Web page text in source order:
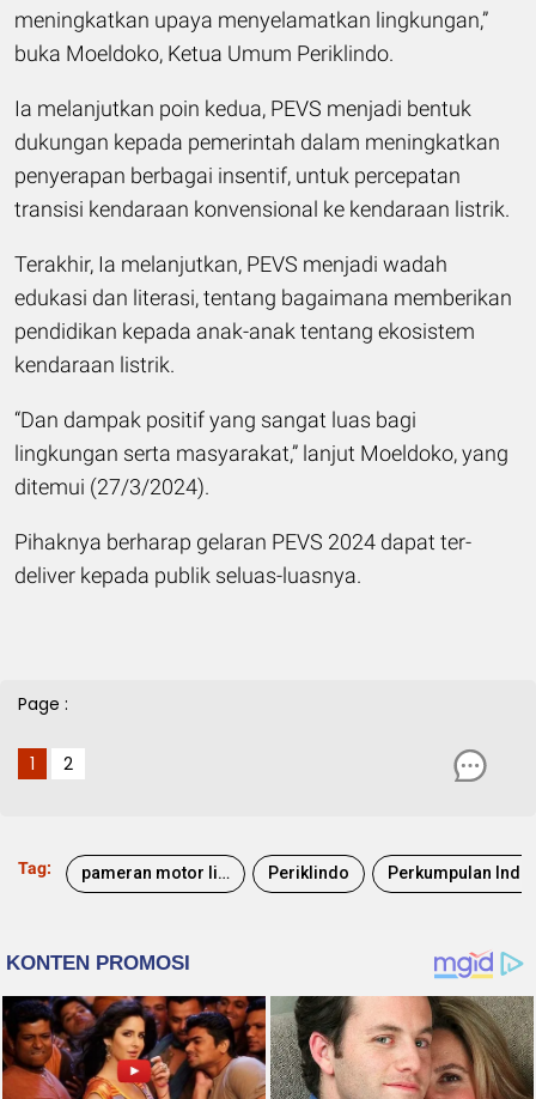
meningkatkan upaya menyelamatkan lingkungan,”
buka Moeldoko, Ketua Umum Periklindo.
Ia melanjutkan poin kedua, PEVS menjadi bentuk
dukungan kepada pemerintah dalam meningkatkan
penyerapan berbagai insentif, untuk percepatan
transisi kendaraan konvensional ke kendaraan listrik.
Terakhir, Ia melanjutkan, PEVS menjadi wadah
edukasi dan literasi, tentang bagaimana memberikan
pendidikan kepada anak-anak tentang ekosistem
kendaraan listrik.
“Dan dampak positif yang sangat luas bagi
lingkungan serta masyarakat,” lanjut Moeldoko, yang
ditemui (27/3/2024).
Pihaknya berharap gelaran PEVS 2024 dapat ter-
deliver kepada publik seluas-luasnya.
Page :
1 2
Tag: pameran motor listrik Periklindo